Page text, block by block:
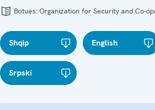
Botues: Organization for Security and Co-
Shqip English
Srpski